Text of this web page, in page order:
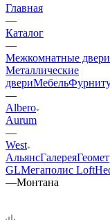
Главная
—
Каталог
—
Межкомнатные двери
Металлические
двериМебель
—
Albero
Aurum
—
West
АльянсГалерея
GLМегаполис Loft
—Монтана